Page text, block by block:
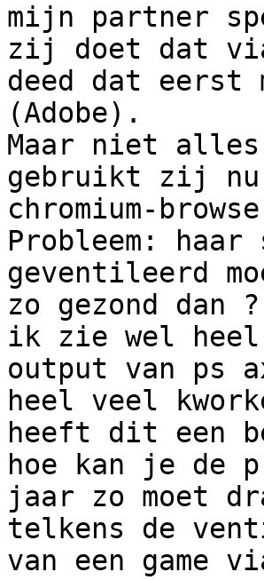
mijn partner
zij doet dat
deed dat
(Adobe).
Maar niet alles
gebruikt zij nu
chromium-
Probleem:
geventileerd
zo gezond dan ?
ik zie wel
output van ps
heel veel
heeft dit een
hoe kan je de
jaar zo moet
telkens de
van een game